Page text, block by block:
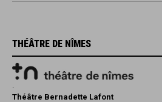
THÉÂTRE DE NÎMES
.
Théâtre Bernadette Lafont